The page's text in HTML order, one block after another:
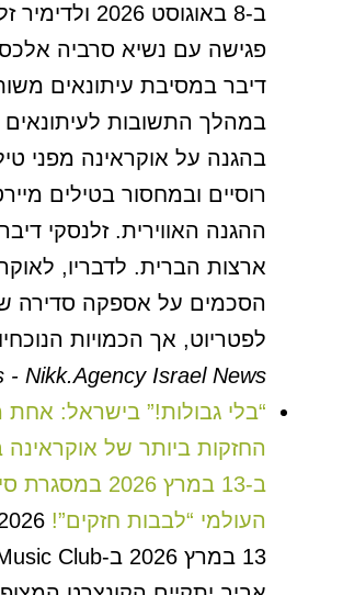
ב-8 באוגוסט
פגישה עם נשיא סרביה
דיבר במסיבת עיתונאים
במהלך התשובות
בהגנה על אוקראינה מפני
רוסיים ובמחסור בטילים
ההגנה האווירית. זלנסקי
ארצות הברית. לדבריו,
הסכמים על אספקה סדירה
לפטריוט, אך הכמויות
- Nikk.Agency Israel News
“בלי גבולות!” בישראל:
החזקות ביותר של
ב-13 במרץ 2026
העולמי “לבבות חזקים”!